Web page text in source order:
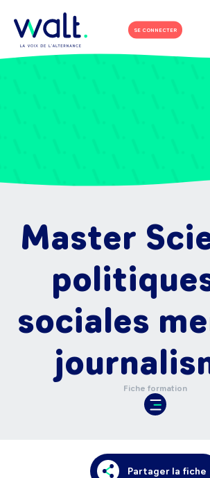
SE CONNECTER
Master
sociales
Fiche formation
Partager la fiche